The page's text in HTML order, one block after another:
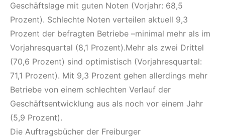
Geschäftslage mit guten Noten (Vorjahr: 68,5
Prozent). Schlechte Noten verteilen aktuell 9,3
Prozent der befragten Betriebe –minimal mehr als im
Vorjahresquartal (8,1 Prozent).Mehr als zwei Drittel
(70,6 Prozent) sind optimistisch (Vorjahresquartal:
71,1 Prozent). Mit 9,3 Prozent gehen allerdings mehr
Betriebe von einem schlechten Verlauf der
Geschäftsentwicklung aus als noch vor einem Jahr
(5,9 Prozent).
Die Auftragsbücher der Freiburger